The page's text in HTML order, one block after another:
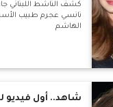
كشف الناشط اللبناني
نانسي عجرم طبيب
الهاشم
شاهد.. أول فيديو